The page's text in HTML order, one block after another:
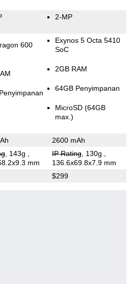
2-MP
600
Exynos 5 Octa 5410
SoC
2GB RAM
64GB Penyimpanan
MicroSD (64GB
max.)
2600 mAh
, 143g
mm
IP Rating, 130g
136.6x69.8x7.9 mm
$299